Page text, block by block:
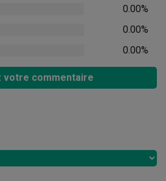
0.00%
0.00%
0.00%
votre commentaire